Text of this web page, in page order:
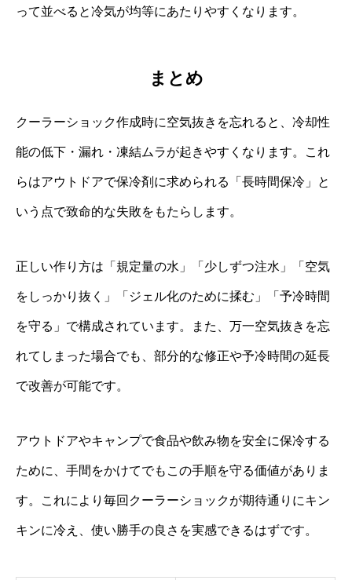
って並べると冷気が均等にあたりやすくなります。
まとめ
クーラーショック作成時に空気抜きを忘れると、冷却性
能の低下・漏れ・凍結ムラが起きやすくなります。これ
らはアウトドアで保冷剤に求められる「長時間保冷」と
いう点で致命的な失敗をもたらします。
正しい作り方は「規定量の水」「少しずつ注水」「空気
をしっかり抜く」「ジェル化のために揉む」「予冷時間
を守る」で構成されています。また、万一空気抜きを忘
れてしまった場合でも、部分的な修正や予冷時間の延長
で改善が可能です。
アウトドアやキャンプで食品や飲み物を安全に保冷する
ために、手間をかけてでもこの手順を守る価値がありま
す。これにより毎回クーラーショックが期待通りにキン
キンに冷え、使い勝手の良さを実感できるはずです。